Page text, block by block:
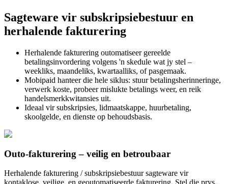
Sagteware vir subskripsiebestuur en
herhalende fakturering
Herhalende fakturering outomatiseer gereelde
betalingsinvordering volgens 'n skedule wat jy stel –
weekliks, maandeliks, kwartaalliks, of pasgemaak.
Mobipaid hanteer die hele siklus: stuur betalingsherinneringe,
verwerk koste, probeer mislukte betalings weer, en reik
handelsmerkkwitansies uit.
Ideaal vir subskripsies, lidmaatskappe, huurbetaling,
skoolgelde, en dienste op behoudsbasis.
Outo-fakturering – veilig en betroubaar
Herhalende fakturering / subskripsiebestuur sagteware vir